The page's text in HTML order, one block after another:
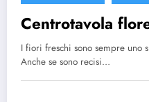
Centrotavola
I fiori freschi sono sempre uno
Anche se sono recisi…